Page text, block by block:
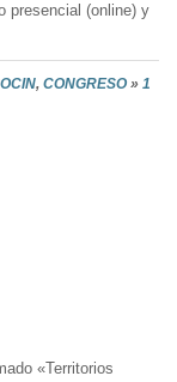
presencial (online) y
, CONGRESO » 1
«Territorios